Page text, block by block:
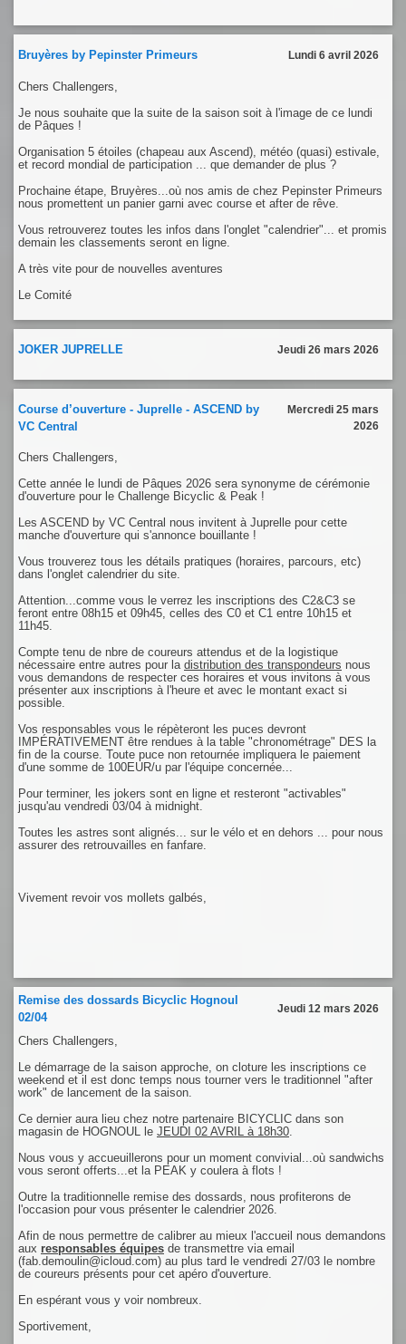
Bruyères by Pepinster Primeurs Lundi 6 avril 2026
Chers Challengers,
Je nous souhaite que la suite de la saison soit à l'image de ce lundi
de Pâques !
Organisation 5 étoiles (chapeau aux Ascend), météo (quasi) estivale,
et record mondial de participation ... que demander de plus ?
Prochaine étape, Bruyères...où nos amis de chez Pepinster Primeurs
nous promettent un panier garni avec course et after de rêve.
Vous retrouverez toutes les infos dans l'onglet "calendrier"... et promis
demain les classements seront en ligne.
A très vite pour de nouvelles aventures
Le Comité
JOKER JUPRELLE Jeudi 26 mars 2026
Course d’ouverture - Juprelle - ASCEND by
VC Central
Mercredi 25 mars
2026
Chers Challengers,
Cette année le lundi de Pâques 2026 sera synonyme de cérémonie
d'ouverture pour le Challenge Bicyclic & Peak !
Les ASCEND by VC Central nous invitent à Juprelle pour cette
manche d'ouverture qui s'annonce bouillante !
Vous trouverez tous les détails pratiques (horaires, parcours, etc)
dans l'onglet calendrier du site.
Attention...comme vous le verrez les inscriptions des C2&C3 se
feront entre 08h15 et 09h45, celles des C0 et C1 entre 10h15 et
11h45.
Compte tenu de nbre de coureurs attendus et de la logistique
nécessaire entre autres pour la distribution des transpondeurs nous
vous demandons de respecter ces horaires et vous invitons à vous
présenter aux inscriptions à l'heure et avec le montant exact si
possible.
Vos responsables vous le répèteront les puces devront
IMPÉRATIVEMENT être rendues à la table "chronométrage" DES la
fin de la course. Toute puce non retournée impliquera le paiement
d'une somme de 100EUR/u par l'équipe concernée...
Pour terminer, les jokers sont en ligne et resteront "activables"
jusqu'au vendredi 03/04 à midnight.
Toutes les astres sont alignés... sur le vélo et en dehors ... pour nous
assurer des retrouvailles en fanfare.
Vivement revoir vos mollets galbés,
Remise des dossards Bicyclic Hognoul
02/04
Jeudi 12 mars 2026
Chers Challengers,
Le démarrage de la saison approche, on cloture les inscriptions ce
weekend et il est donc temps nous tourner vers le traditionnel "after
work" de lancement de la saison.
Ce dernier aura lieu chez notre partenaire BICYCLIC dans son
magasin de HOGNOUL le JEUDI 02 AVRIL à 18h30
Nous vous y accueuillerons pour un moment convivial...où sandwichs
vous seront offerts...et la PEAK y coulera à flots !
Outre la traditionnelle remise des dossards, nous profiterons de
l'occasion pour vous présenter le calendrier 2026.
Afin de nous permettre de calibrer au mieux l'accueil nous demandons
aux responsables équipes de transmettre via email
(fab.demoulin@icloud.com) au plus tard le vendredi 27/03 le nombre
de coureurs présents pour cet apéro d'ouverture.
En espérant vous y voir nombreux.
Sportivement,